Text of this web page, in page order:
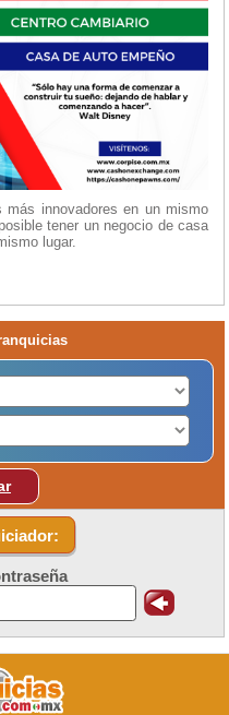
más innovadores en un mismo
tener un negocio de casa
lugar.